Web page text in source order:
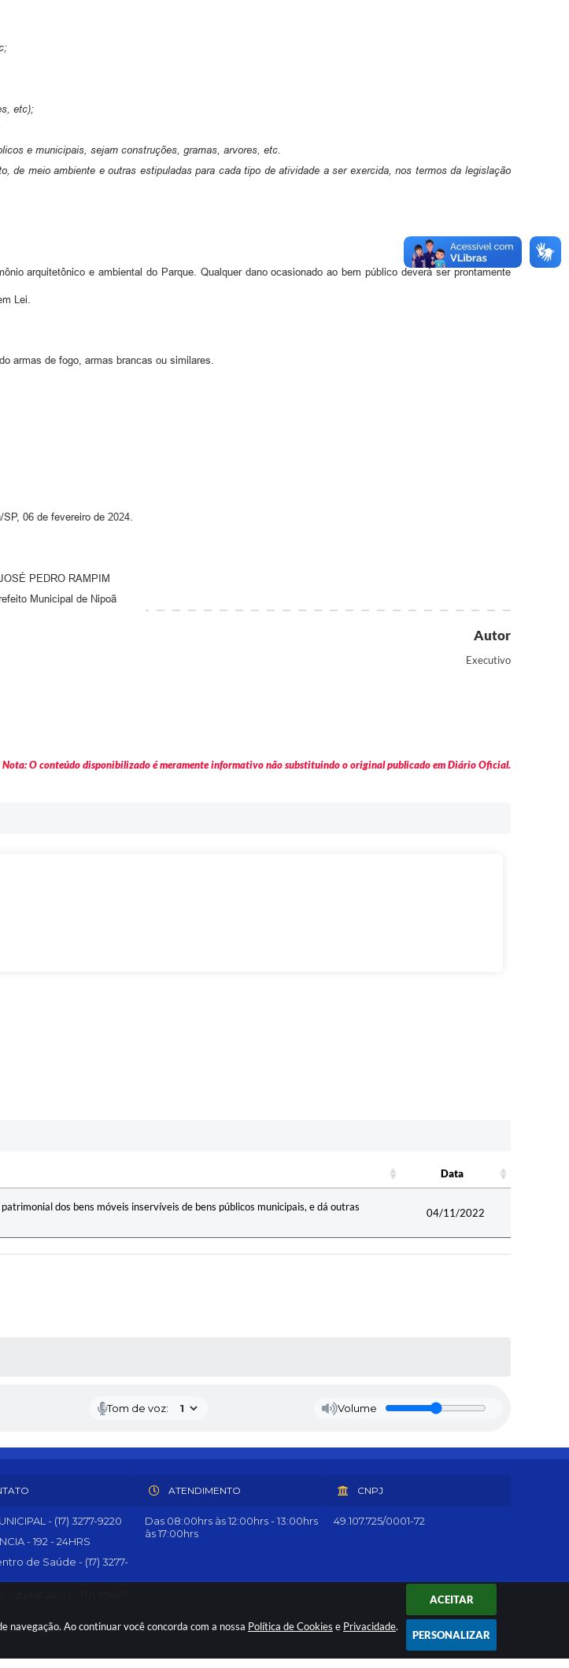
navegação. Ao continuar você concorda com a nossa Política de Cookies e Privacidade.
ACEITAR
PERSONALIZAR
etc);
e municipais, sejam construções, gramas, arvores, etc.
de meio ambiente e outras estipuladas para cada tipo de atividade a ser exercida, nos termos da legislação
arquitetônico e ambiental do Parque. Qualquer dano ocasionado ao bem público deverá ser prontamente
Lei.
armas de fogo, armas brancas ou similares.
SP, 06 de fevereiro de 2024.
PEDRO RAMPIM
Municipal de Nipoã
Autor
Executivo
Nota: O conteúdo disponibilizado é meramente informativo não substituindo o original publicado em Diário Oficial.
Data
dos bens móveis inservíveis de bens públicos municipais, e dá outras
04/11/2022
Tom de voz: Volume
- (17) 3277-9220
- 192 - 24HRS
de Saúde - (17) 3277-
ATENDIMENTO
Das 08:00hrs às 12:00hrs - 13:00hrs
às 17:00hrs
CNPJ
49.107.725/0001-72